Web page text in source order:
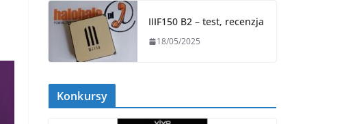
IIIF150 B2 – test, recenzja
18/05/2025
Konkursy